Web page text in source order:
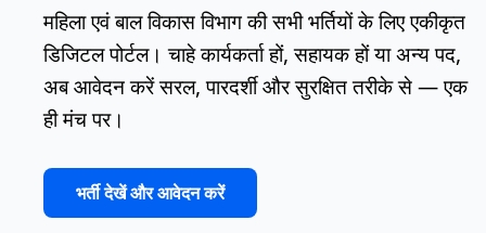
उपयोगकर्ता मैनुअल
संपर्क
महिला एवं बाल विकास विभाग की सभी भर्तियों के लिए एकीकृत
डिजिटल पोर्टल। चाहे कार्यकर्ता हों, सहायक हों या अन्य पद,
अब आवेदन करें सरल, पारदर्शी और सुरक्षित तरीके से — एक
ही मंच पर।
भर्ती देखें और आवेदन करें